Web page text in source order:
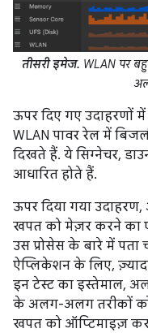
तीसरी इमेज. WLAN पर
ऊपर दिए गए उदाहरणों में
WLAN पावर रेल में
दिखते हैं. ये सिग्नेचर,
आधारित होते हैं.
ऊपर दिया गया
खपत को मेज़र करने का
उस प्रोसेस के बारे में
ऐप्लिकेशन के लिए,
इन टेस्ट का इस्तेमाल,
के अलग-अलग तरीकों को
खपत को ऑप्टिमाइज़